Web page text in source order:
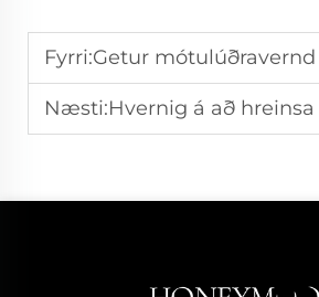
Fyrri:Getur mótulúðravernd hjálpað við
Næsti:Hvernig á að hreinsa